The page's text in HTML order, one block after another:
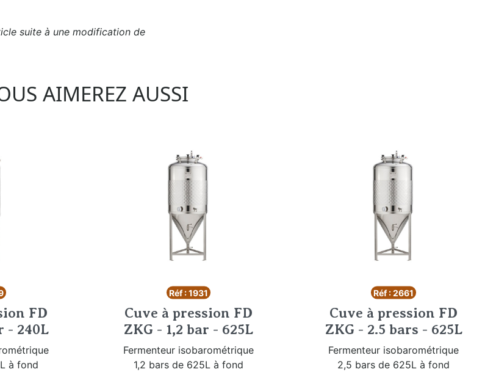
suite à une modification de
AIMEREZ AUSSI
FD
- 240L
à fond
Réf : 1931
Cuve à pression FD
ZKG - 1,2 bar - 625L
Fermenteur isobarométrique
1,2 bars de 625L à fond
Réf : 2661
Cuve à pression FD
ZKG - 2.5 bars - 625L
Fermenteur isobarométrique
2,5 bars de 625L à fond